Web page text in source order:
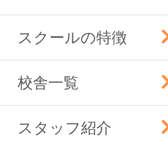
スクールの特徴
校舎一覧
スタッフ紹介